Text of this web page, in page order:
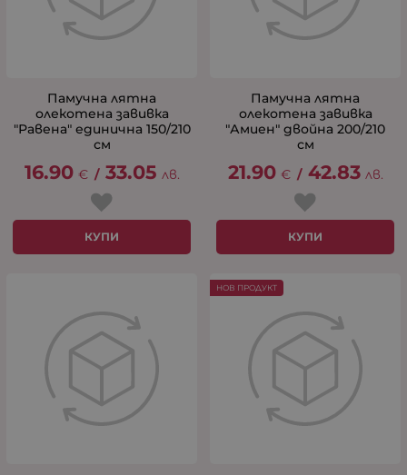
Памучна лятна
олекотена завивка
"Равена" единична 150/210
см
16.90 € / 33.05 лв.
КУПИ
Памучна лятна
олекотена завивка
"Амиен" двойна 200/210
см
21.90 € / 42.83 лв.
КУПИ
НОВ ПРОДУКТ